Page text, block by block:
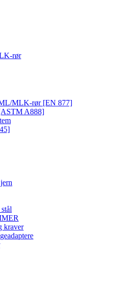
rør
MLK-rør [EN 877]
A888]
kraver